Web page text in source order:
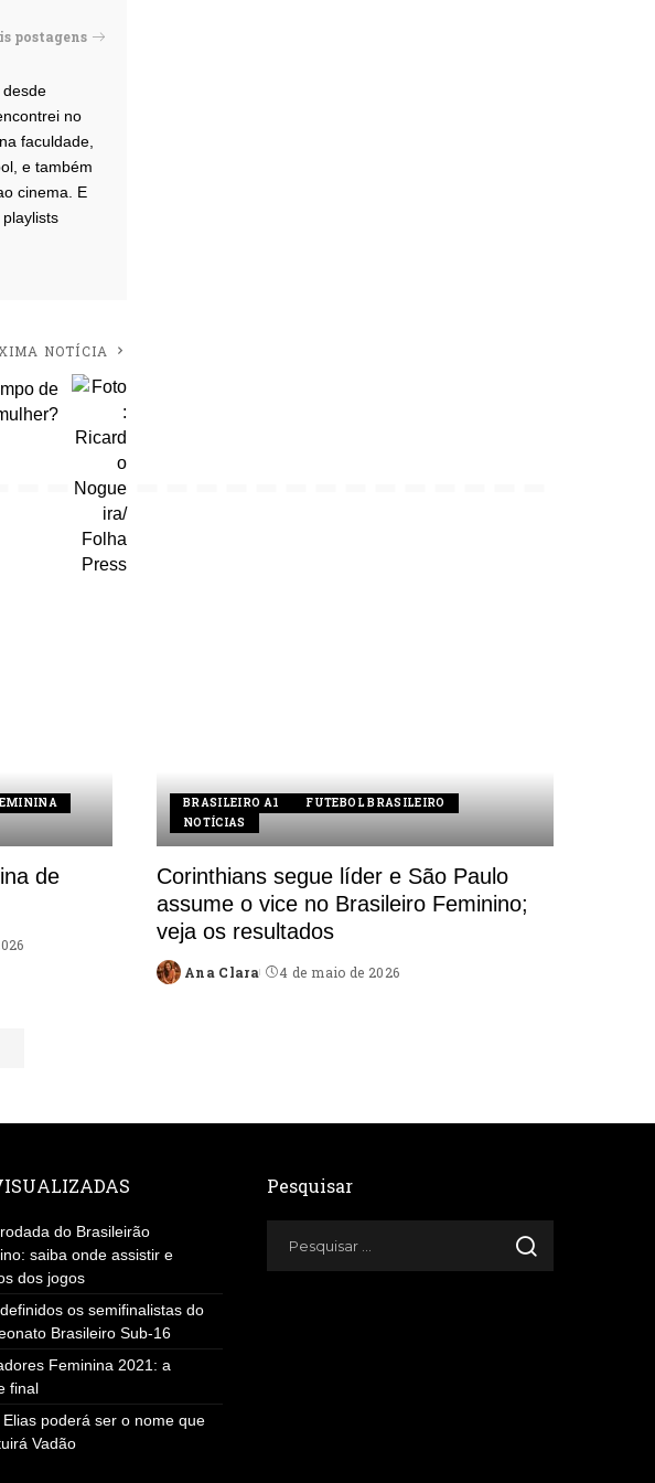
postagens
desde
no
faculdade,
e também
cinema. E
NOTÍCIA
de
de
BRASILEIRO A1
FUTEBOL BRASILEIRO
NOTÍCIAS
Corinthians segue líder e São Paulo
assume o vice no Brasileiro Feminino;
veja os resultados
Posted
Ana Clara 4 de maio de 2026
do Brasileirão
saiba onde assistir e
dos jogos
os semifinalistas do
Brasileiro Sub-16
Feminina 2021: a
final
poderá ser o nome que
Vadão
Pesquisar